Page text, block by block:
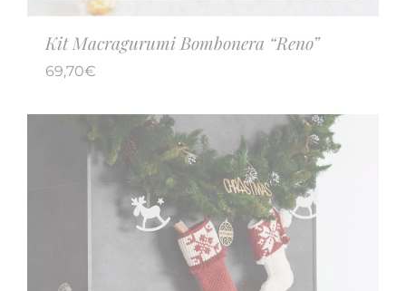
Kit Macragurumi Bombonera “Reno”
69,70€